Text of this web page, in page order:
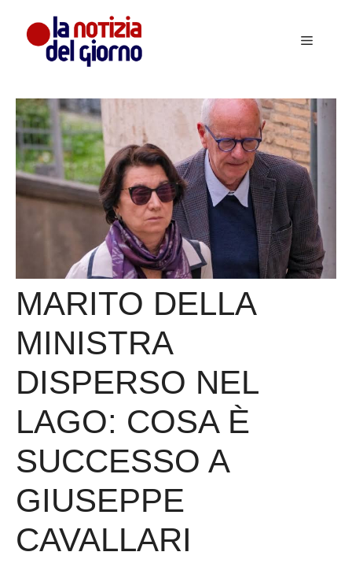
contenuto
Menu
MARITO DELLA
MINISTRA
DISPERSO NEL
LAGO: COSA È
SUCCESSO A
GIUSEPPE
CAVALLARI